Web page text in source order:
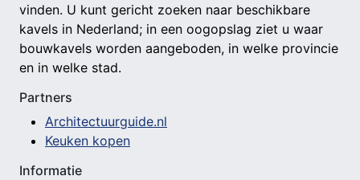
vinden. U kunt gericht zoeken naar beschikbare
kavels in Nederland; in een oogopslag ziet u waar
bouwkavels worden aangeboden, in welke provincie
en in welke stad.
Partners
Architectuurguide.nl
Keuken kopen
Informatie